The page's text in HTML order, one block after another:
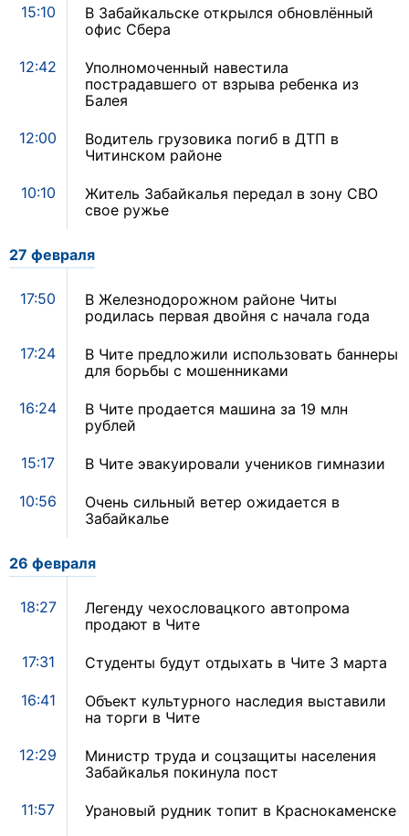
15:10
В Забайкальске открылся обновлённый
офис Сбера
12:42
Уполномоченный навестила
пострадавшего от взрыва ребенка из
Балея
12:00
Водитель грузовика погиб в ДТП в
Читинском районе
10:10
Житель Забайкалья передал в зону СВО
свое ружье
27 февраля
17:50
В Железнодорожном районе Читы
родилась первая двойня с начала года
17:24
В Чите предложили использовать баннеры
для борьбы с мошенниками
16:24
В Чите продается машина за 19 млн
рублей
15:17 В Чите эвакуировали учеников гимназии
10:56
Очень сильный ветер ожидается в
Забайкалье
26 февраля
18:27
Легенду чехословацкого автопрома
продают в Чите
17:31 Студенты будут отдыхать в Чите 3 марта
16:41
Объект культурного наследия выставили
на торги в Чите
12:29
Министр труда и соцзащиты населения
Забайкалья покинула пост
11:57 Урановый рудник топит в Краснокаменске